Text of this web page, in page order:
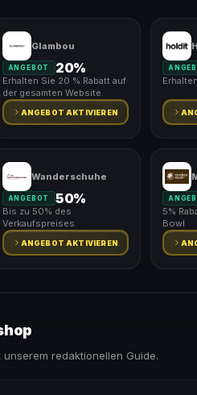
Glambou
ANGEBOT 20%
Erhalten Sie 20 % Rabatt auf
der gesamten Website.
ANGEBOT AKTIVIEREN
Wanderschuhe
ANGEBOT 50%
Bis zu 50% des
Verkaufspreises
ANGEBOT AKTIVIEREN
5%
Bowl
redaktionellen Guide.